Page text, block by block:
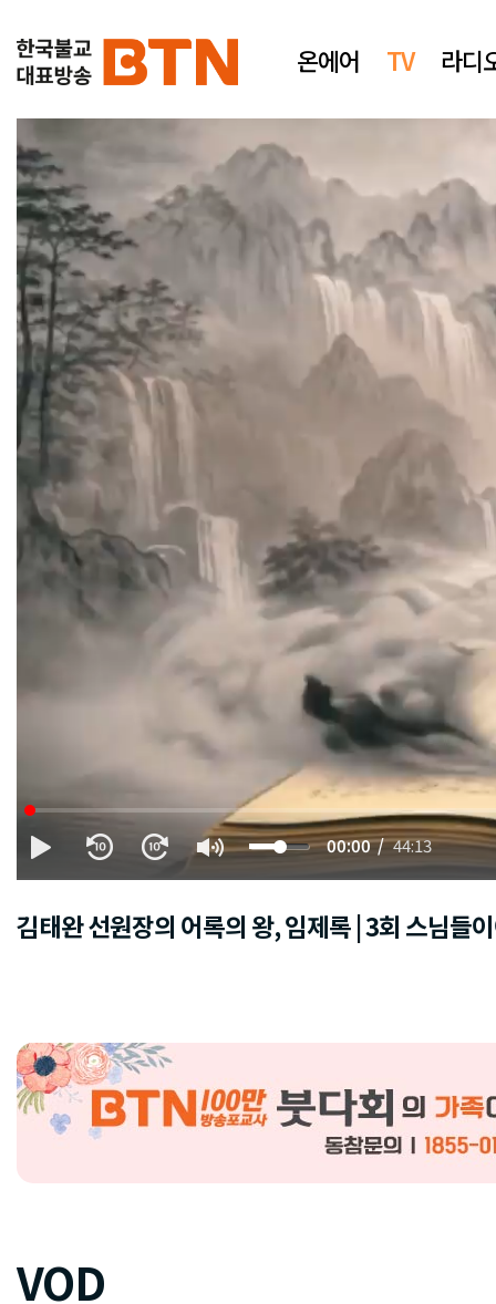
온에어 TV 라디
00:00 44:13
김태완 선원장의 어록의 왕, 임제록 | 3회 스님들